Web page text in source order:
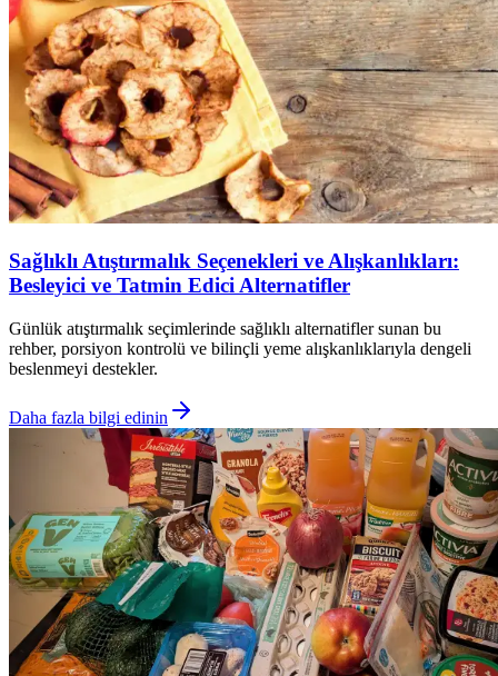
Sağlıklı Atıştırmalık Seçenekleri ve Alışkanlıkları:
Besleyici ve Tatmin Edici Alternatifler
Günlük atıştırmalık seçimlerinde sağlıklı alternatifler sunan bu
rehber, porsiyon kontrolü ve bilinçli yeme alışkanlıklarıyla dengeli
beslenmeyi destekler.
Daha fazla bilgi edinin